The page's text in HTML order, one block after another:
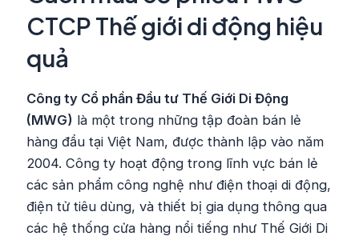
CTCP Thế giới di động hiệu
quả
Công ty Cổ phần Đầu tư Thế Giới Di Động
(MWG) là một trong những tập đoàn bán lẻ
hàng đầu tại Việt Nam, được thành lập vào năm
2004. Công ty hoạt động trong lĩnh vực bán lẻ
các sản phẩm công nghệ như điện thoại di động,
điện tử tiêu dùng, và thiết bị gia dụng thông qua
các hệ thống cửa hàng nổi tiếng như Thế Giới Di